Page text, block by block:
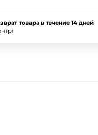
товара в течение 14 дней